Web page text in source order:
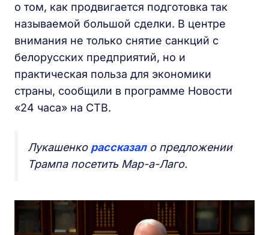
о том, как продвигается подготовка так
называемой большой сделки. В центре
внимания не только снятие санкций с
белорусских предприятий, но и
практическая польза для экономики
страны, сообщили в программе Новости
«24 часа» на СТВ.
Лукашенко рассказало предложении
Трампа посетить Мар-а-Лаго.